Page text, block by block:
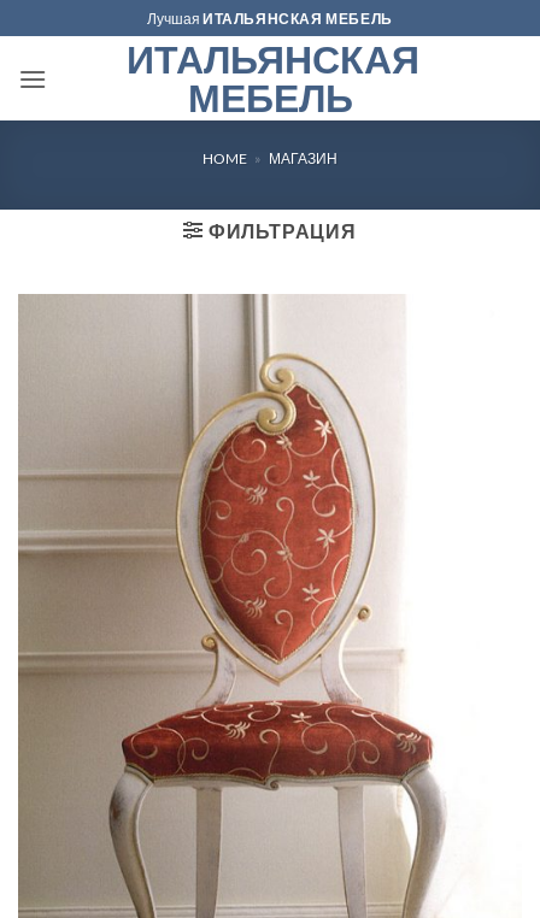
to
content
ЛучшаяИТАЛЬЯНСКАЯ МЕБЕЛЬ
ИТАЛЬЯНСКАЯ
МЕБЕЛЬ
HOME » МАГАЗИН
ФИЛЬТРАЦИЯ